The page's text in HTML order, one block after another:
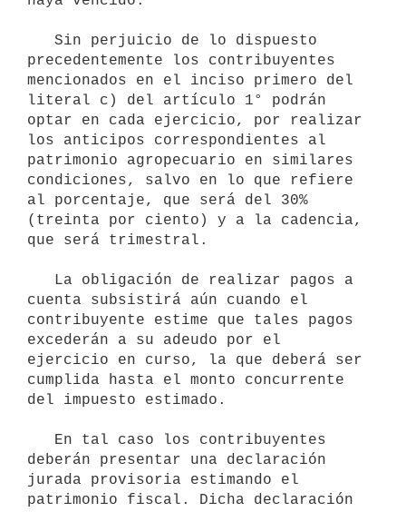
precedentemente los contribuyentes
mencionados en el inciso primero del
literal c) del artículo 1° podrán
optar en cada ejercicio, por realizar
los anticipos correspondientes al
patrimonio agropecuario en similares
condiciones, salvo en lo que refiere
al porcentaje, que será del 30%
(treinta por ciento) y a la cadencia,
que será trimestral.
cuenta subsistirá aún cuando el
contribuyente estime que tales pagos
excederán a su adeudo por el
ejercicio en curso, la que deberá ser
cumplida hasta el monto concurrente
del impuesto estimado.
deberán presentar una declaración
jurada provisoria estimando el
patrimonio fiscal. Dicha declaración